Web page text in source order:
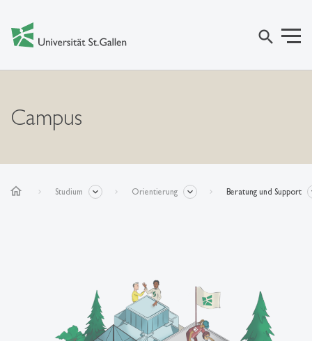
search
Campus
home Studium Orientierung Beratung und Support